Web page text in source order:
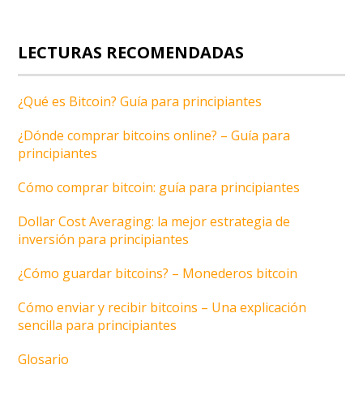
LECTURAS RECOMENDADAS
¿Qué es Bitcoin? Guía para principiantes
¿Dónde comprar bitcoins online? – Guía para
principiantes
Cómo comprar bitcoin: guía para principiantes
Dollar Cost Averaging: la mejor estrategia de
inversión para principiantes
¿Cómo guardar bitcoins? – Monederos bitcoin
Cómo enviar y recibir bitcoins – Una explicación
sencilla para principiantes
Glosario